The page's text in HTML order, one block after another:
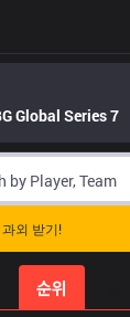
Global Series 7
외 받기!
순위